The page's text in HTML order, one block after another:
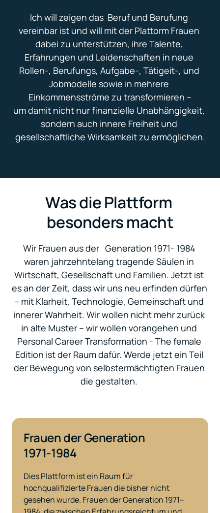
Ich will zeigen das  Beruf und Berufung
vereinbar ist und will mit der Plattorm Frauen
dabei zu unterstützen, ihre Talente,
Erfahrungen und Leidenschaften in neue
Rollen-, Berufungs, Aufgabe-, Tätigeit-, und
Jobmodelle sowie in mehrere
Einkommensströme zu transformieren –
um damit nicht nur finanzielle Unabhängigkeit,
sondern auch innere Freiheit und
gesellschaftliche Wirksamkeit zu ermöglichen.
Was die Plattform
besonders macht
Wir Frauen aus der   Generation 1971- 1984
waren jahrzehntelang tragende Säulen in
Wirtschaft, Gesellschaft und Familien. Jetzt ist
es an der Zeit, dass wir uns neu erfinden dürfen
– mit Klarheit, Technologie, Gemeinschaft und
innerer Wahrheit. Wir wollen nicht mehr zurück
in alte Muster – wir wollen vorangehen und
Personal Career Transformation - The female
Edition ist der Raum dafür. Werde jetzt ein Teil
der Bewegung von selbstermächtigten Frauen
die gestalten.
Frauen der Generation
1971-1984
Dies Plattform ist ein Raum für
hochqualifizierte Frauen die bisher nicht
gesehen wurde. Frauen der Generation 1971–